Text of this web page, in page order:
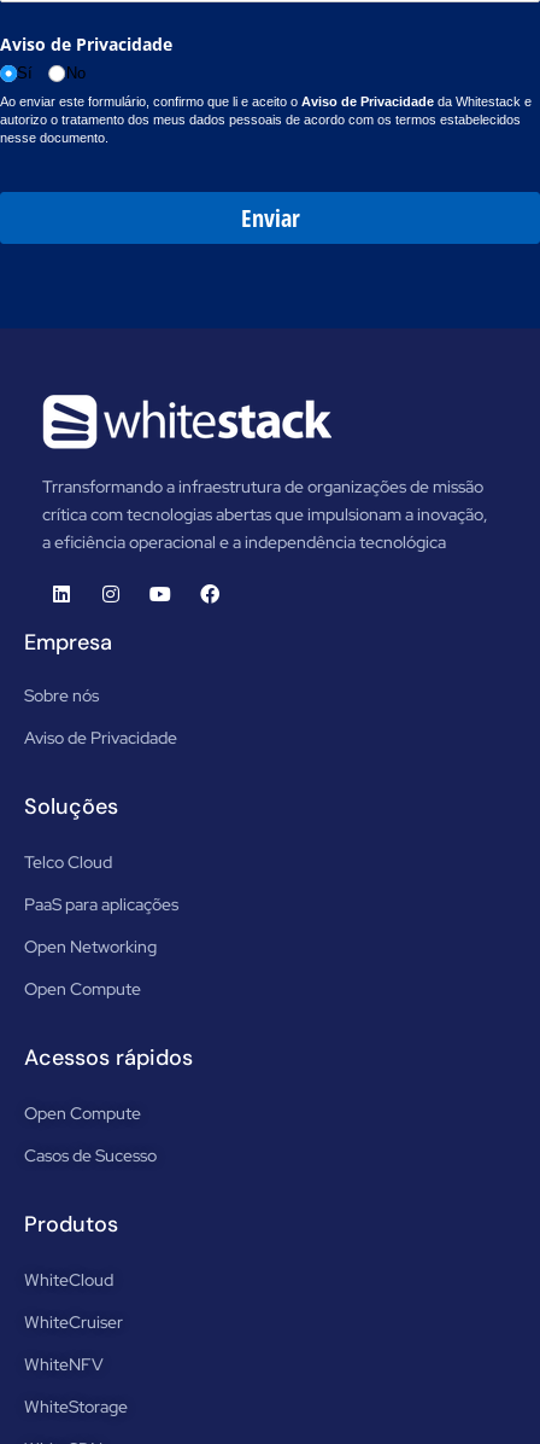
Aviso de Privacidade
Sí No
Ao enviar este formulário, confirmo que li e aceito o Aviso de Privacidade da Whitestack e
autorizo o tratamento dos meus dados pessoais de acordo com os termos estabelecidos
nesse documento.
Enviar
Trransformando a infraestrutura de organizações de missão
crítica com tecnologias abertas que impulsionam a inovação,
a eficiência operacional e a independência tecnológica
Empresa
Sobre nós
Aviso de Privacidade
Soluções
Telco Cloud
PaaS para aplicações
Open Networking
Open Compute
Acessos rápidos
Open Compute
Casos de Sucesso
Produtos
WhiteCloud
WhiteCruiser
WhiteNFV
WhiteStorage